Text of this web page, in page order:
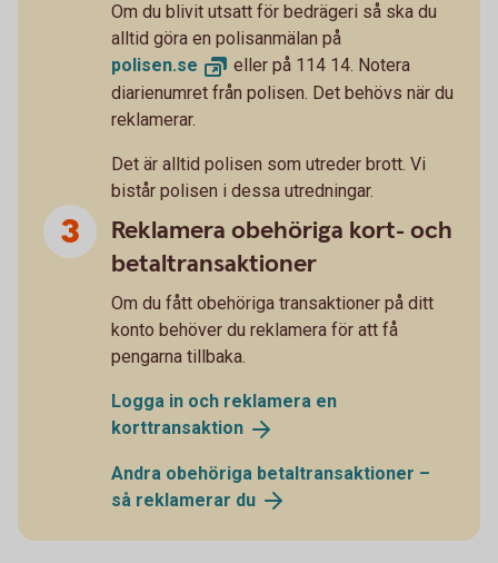
Om du blivit utsatt för bedrägeri så ska du
alltid göra en polisanmälan på
polisen.se
eller på 114 14. Notera
diarienumret från polisen. Det behövs när du
reklamerar.
Det är alltid polisen som utreder brott. Vi
bistår polisen i dessa utredningar.
Reklamera obehöriga kort- och
betaltransaktioner
Om du fått obehöriga transaktioner på ditt
konto behöver du reklamera för att få
pengarna tillbaka.
Logga in och reklamera en
korttransaktion
Andra obehöriga betaltransaktioner –
så reklamerar du